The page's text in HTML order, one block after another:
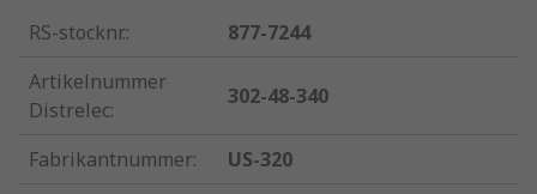
RS-stocknr.:
877-7244
Artikelnummer
Distrelec:
302-48-340
Fabrikantnummer:
US-320